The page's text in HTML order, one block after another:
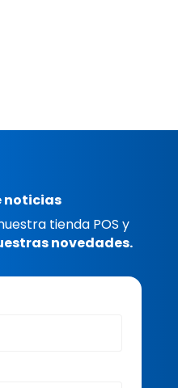
noticias
tienda POS y
novedades.